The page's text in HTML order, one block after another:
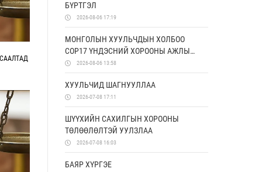
БҮРТГЭЛ
2026-08-06 17:19
МОНГОЛЫН ХУУЛЬЧДЫН ХОЛБОО
COP17 ҮНДЭСНИЙ ХОРООНЫ АЖЛЫН
АЛБАТАЙ ХАМТРАН АЖИЛЛАХ
САНАМЖ БИЧИГ БАЙГУУЛЛАА
2026-08-06 13:58
ХУУЛЬЧИД ШАГНУУЛЛАА
2026-07-08 17:11
ШҮҮХИЙН САХИЛГЫН ХОРООНЫ
ТӨЛӨӨЛӨЛТЭЙ УУЛЗЛАА
2026-07-08 16:03
БАЯР ХҮРГЭЕ